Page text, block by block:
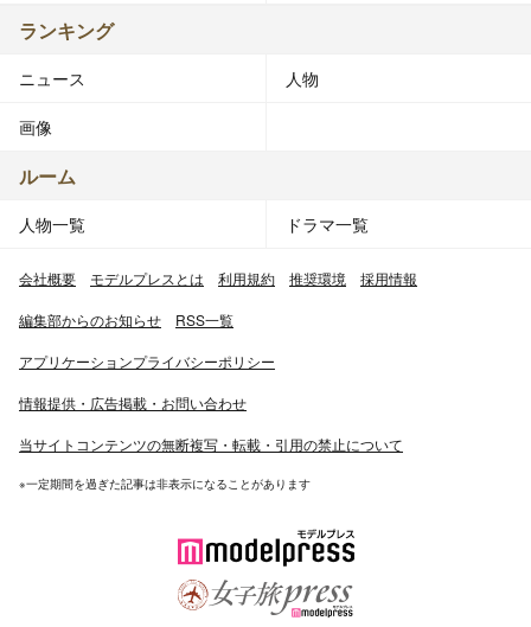
ランキング
ニュース 人物
画像
ルーム
人物一覧 ドラマ一覧
会社概要 モデルプレスとは 利用規約 推奨環境 採用情報
編集部からのお知らせ RSS一覧
アプリケーションプライバシーポリシー
情報提供・広告掲載・お問い合わせ
当サイトコンテンツの無断複写・転載・引用の禁止について
※一定期間を過ぎた記事は非表示になることがあります